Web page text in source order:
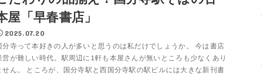
屋「早春書店」
2025.07.20
分寺って本好きの人が多いと思うのは私だけでしょうか。 今は書店
営が難しい時代。駅周辺に1軒も本屋さんが無いところも少なくあり
せん。 ところが、国分寺駅と西国分寺駅の駅ビルには大きな新刊書